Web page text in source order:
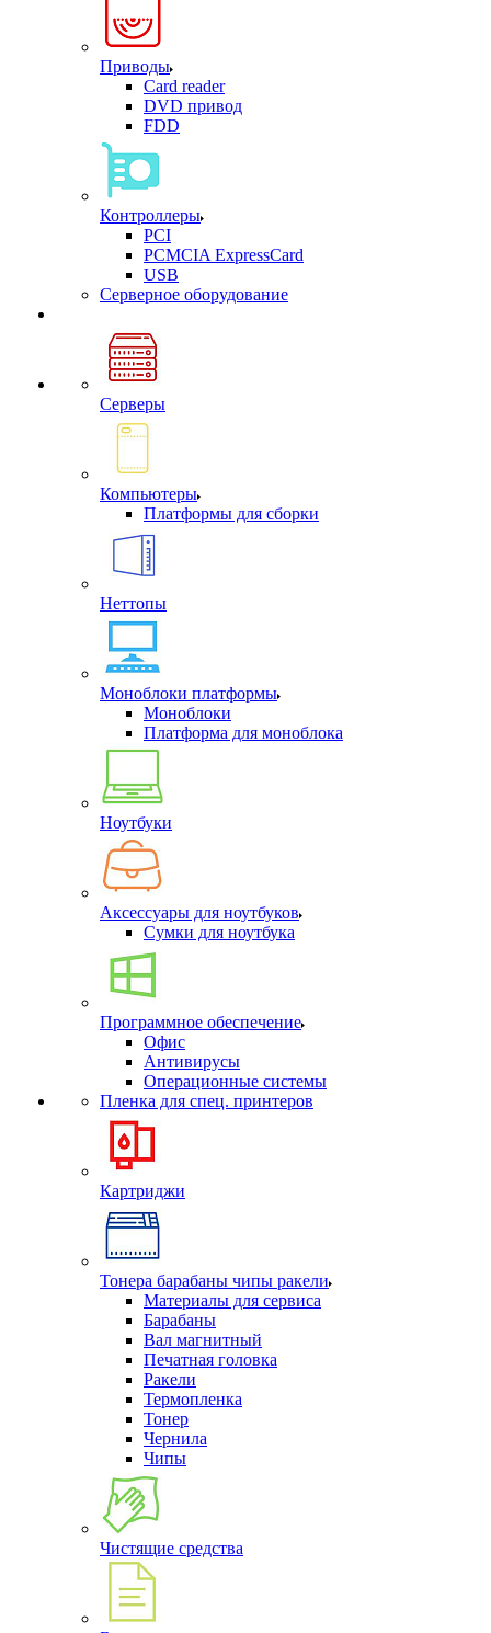
Приводы
Card reader
DVD привод
FDD
Контроллеры
PCI
PCMCIA ExpressCard
USB
Cерверное оборудование
Серверы
Компьютеры
Платформы для сборки
Неттопы
Моноблоки платформы
Моноблоки
Платформа для моноблока
Ноутбуки
Аксессуары для ноутбуков
Сумки для ноутбука
Программное обеспечение
Офис
Антивирусы
Операционные системы
Пленка для спец. принтеров
Картриджи
Тонера барабаны чипы ракели
Материалы для сервиса
Барабаны
Вал магнитный
Печатная головка
Ракели
Термопленка
Тонер
Чернила
Чипы
Чистящие средства